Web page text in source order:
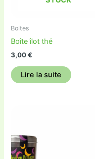
Boites
Boîte îlot thé
3,00€
Lire la suite